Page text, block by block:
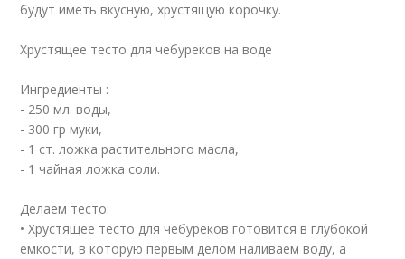
будут иметь вкусную, хрустящую корочку.
Хрустящее тесто для чебуреков на воде
Ингредиенты :
- 250 мл. воды,
- 300 гр муки,
- 1 ст. ложка растительного масла,
- 1 чайная ложка соли.
Делаем тесто:
• Хрустящее тесто для чебуреков готовится в глубокой
емкости, в которую первым делом наливаем воду, а